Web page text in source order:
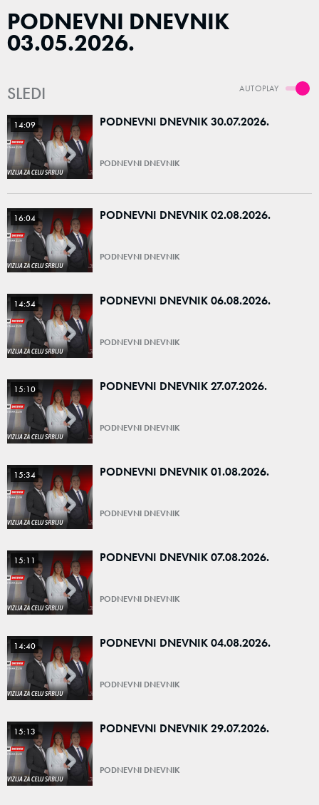
PODNEVNI DNEVNIK
03.05.2026.
AUTOPLAY
SLEDI
14:09 PODNEVNI DNEVNIK 30.07.2026.
PODNEVNI DNEVNIK
16:04 PODNEVNI DNEVNIK 02.08.2026.
PODNEVNI DNEVNIK
14:54 PODNEVNI DNEVNIK 06.08.2026.
PODNEVNI DNEVNIK
15:10 PODNEVNI DNEVNIK 27.07.2026.
PODNEVNI DNEVNIK
15:34 PODNEVNI DNEVNIK 01.08.2026.
PODNEVNI DNEVNIK
15:11 PODNEVNI DNEVNIK 07.08.2026.
PODNEVNI DNEVNIK
14:40 PODNEVNI DNEVNIK 04.08.2026.
PODNEVNI DNEVNIK
15:13 PODNEVNI DNEVNIK 29.07.2026.
PODNEVNI DNEVNIK